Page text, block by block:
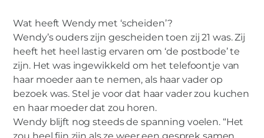
Wat heeft Wendy met ‘scheiden’?
Wendy’s ouders zijn gescheiden toen zij 21 was. Zij
heeft het heel lastig ervaren om ‘de postbode’ te
zijn. Het was ingewikkeld om het telefoontje van
haar moeder aan te nemen, als haar vader op
bezoek was. Stel je voor dat haar vader zou kuchen
en haar moeder dat zou horen.
Wendy blijft nog steeds de spanning voelen. “Het